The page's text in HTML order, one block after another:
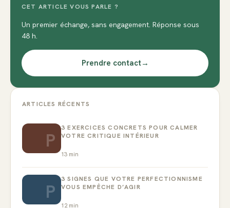
CET ARTICLE VOUS PARLE ?
Un premier échange, sans engagement. Réponse sous
48 h.
Prendre contact→
ARTICLES RÉCENTS
P
3 EXERCICES CONCRETS POUR CALMER
VOTRE CRITIQUE INTÉRIEUR
13 min
P
3 SIGNES QUE VOTRE PERFECTIONNISME
VOUS EMPÊCHE D’AGIR
12min